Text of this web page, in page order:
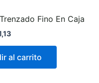
Fino En Caja
al carrito